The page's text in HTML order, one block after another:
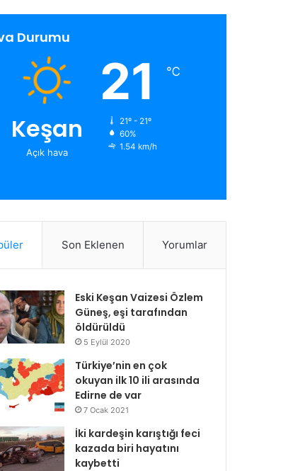
Durumu
Keşan
Açık hava
21 ℃
21º - 21º
60%
1.54 km/h
Son Eklenen Yorumlar
Eski Keşan Vaizesi Özlem
Güneş, eşi tarafından
öldürüldü
5 Eylül 2020
Türkiye’nin en çok
okuyan ilk 10 ili arasında
Edirne de var
7 Ocak 2021
İki kardeşin karıştığı feci
kazada biri hayatını
kaybetti